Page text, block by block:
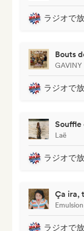
ラジオで
Bouts
GAVINY
ラジオで
Souffle
Laë
ラジオで
Ça ira,
ラジオで